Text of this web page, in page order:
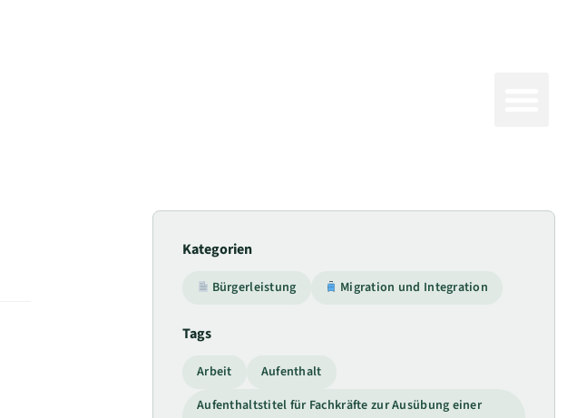
Kategorien
Bürgerleistung Migration und Integration
Tags
Arbeit
Aufenthalt
Aufenthaltstitel für Fachkräfte zur Ausübung einer